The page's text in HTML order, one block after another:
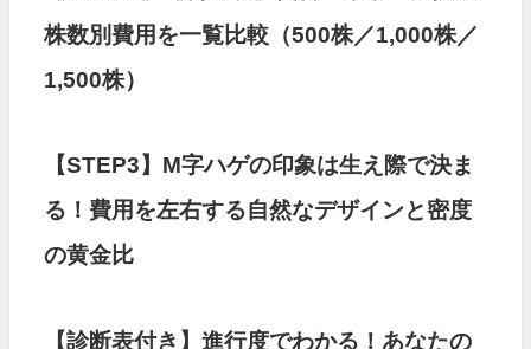
株数別費用を一覧比較（500株／1,000株／
1,500株）
【STEP3】M字ハゲの印象は生え際で決ま
る！費用を左右する自然なデザインと密度
の黄金比
【診断表付き】進行度でわかる！あなたの